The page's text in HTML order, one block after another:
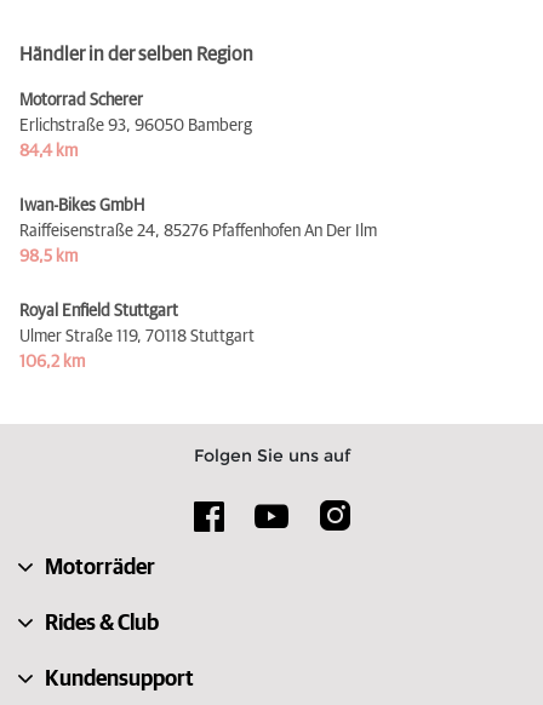
Händler in der selben Region
Motorrad Scherer
Erlichstraße 93, 96050 Bamberg
84,4 km
Iwan-Bikes GmbH
Raiffeisenstraße 24, 85276 Pfaffenhofen An Der Ilm
98,5 km
Royal Enfield Stuttgart
Ulmer Straße 119, 70118 Stuttgart
106,2 km
Folgen Sie uns auf
Motorräder
Rides & Club
Kundensupport